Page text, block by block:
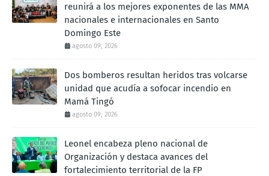
reunirá a los mejores exponentes de las MMA
nacionales e internacionales en Santo
Domingo Este
agosto 09, 2026
Dos bomberos resultan heridos tras volcarse
unidad que acudía a sofocar incendio en
Mamá Tingó
agosto 09, 2026
Leonel encabeza pleno nacional de
Organización y destaca avances del
fortalecimiento territorial de la FP